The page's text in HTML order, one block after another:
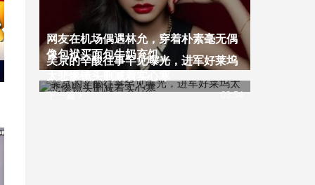
网友在机场偶遇林允，穿着朴素毫无偶
像包袱买面包牛奶充饥
下一篇
吴京的辛酸往事罕见曝光，进军好莱坞
03:54